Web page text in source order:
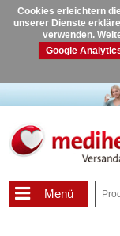
Cookies erleichtern
unserer Dienste
verwenden.
Google
Menü